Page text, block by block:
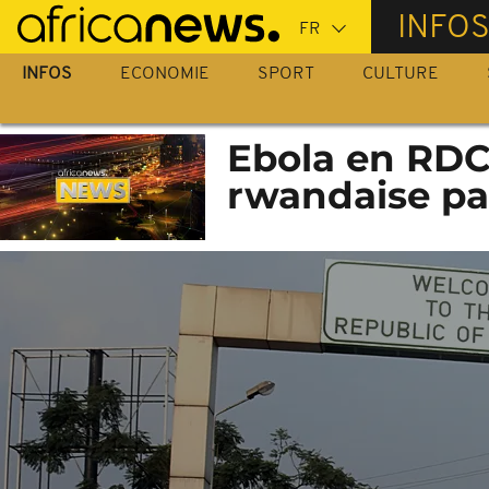
Passer
au
contenu
INFOS
INFOS ECONOMIE SPORT CULTURE
Ebola en
rwandaise